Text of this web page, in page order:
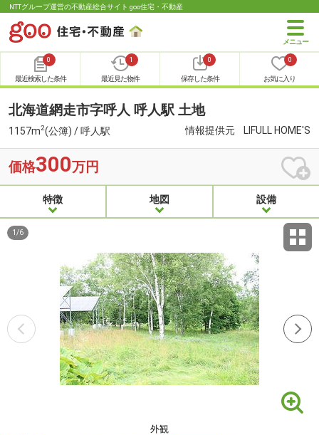
NTTグループ運営の不動産総合サイト goo住宅・不動産
0
最近検索した条件
1
最近見た物件
0
保存した条件
0
お気に入り
北海道網走市字呼人 呼人駅 土地
1157m2(公簿) / 呼人駅 情報提供元 LIFULL HOME'S
価格300万円
特徴 地図 設備
外観
1 /6